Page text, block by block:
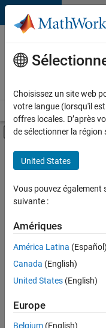
Passer au contenu
Votre
carrière
chez
Accueil Explorer nos
Activer/
Contenu principal
FILTRER PAR
Support avancé
Globalisation
Ingénierie de la
Actuellement,
aucune
offre
d'emploi
correspondant
à vos
Choisissez un site web
votre langue (lorsqu'il
offres locales. D’après
de sélectionner la région
United States
Vous pouvez également
suivante :
Amériques
América Latina (Español)
Canada (English)
United States (English)
Europe
Belgium (English)